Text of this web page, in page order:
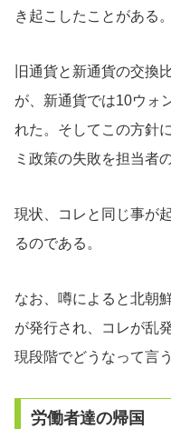
き起こしたことがある。
旧通貨と新通貨の交換
が、新通貨では10ウォ
れた。そしてこの方針
ミ政策の失敗を担当者
現状、コレと同じ事が
るのである。
なお、噂によると北朝
が発行され、コレが乱
現段階でどうなって言
労働者達の帰国